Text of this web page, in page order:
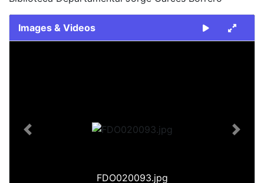
Images & Videos
FDO020093.jpg
Previous Next